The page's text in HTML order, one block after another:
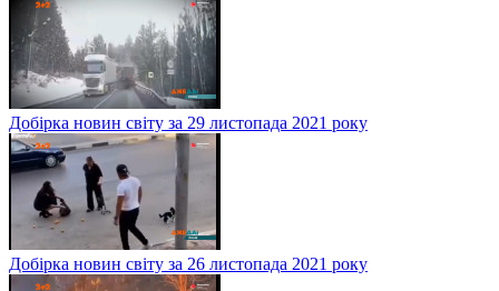
Добірка новин світу за 29 листопада 2021 року
Добірка новин світу за 26 листопада 2021 року